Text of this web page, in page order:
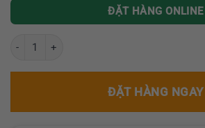
ĐẶT HÀNG ONLINE
Bàn trưởng phòng nhập khẩu hiện đại
ĐẶT HÀNG NGAY